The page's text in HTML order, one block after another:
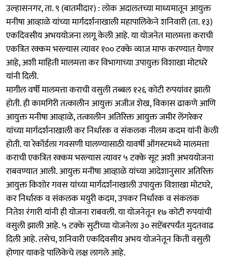
उल्हासनगर, ता. ९ (बातमीदार) : लोक अदालतच्या माध्यमातून आयुक्त
मनीषा आव्हाळे यांच्या मार्गदर्शनाखाली महापालिकेने शनिवारी (ता. १३)
एकदिवसीय अभययोजना लागू केली आहे. या योजनेत मालमत्ता कराची
एकत्रित रक्कम भरल्यास त्यावर १०० टक्के व्याज माफ करण्यात येणार
आहे, अशी माहिती मालमत्ता कर विभागाच्या उपायुक्त विशाखा मोटघरे
यांनी दिली.
मागील वर्षी मालमत्ता कराची वसुली तब्बल १२६ कोटी रुपयांवर झाली
होती. ही कामगिरी तत्कालीन आयुक्त अजीज शेख, विकास ढाकणे आणि
आयुक्त मनीषा आव्हाळे, तत्कालीन अतिरिक्त आयुक्त जमीर लेंगरेकर
यांच्या मार्गदर्शनाखाली कर निर्धारक व संकलक नीलम कदम यांनी केली
होती. या रेकॉर्डला गवसणी घालण्यासाठी यावर्षी ऑगस्टमध्ये मालमत्ता
कराची एकत्रित रक्कम भरल्यास त्यावर ५ टक्के सूट अशी अभययोजना
राबवण्यात आली. आयुक्त मनीषा आव्हाळे यांच्या आदेशानुसार अतिरिक्त
आयुक्त किशोर गवस यांच्या मार्गदर्शनाखाली उपायुक्त विशाखा मोटघरे,
कर निर्धारक व संकलक मयुरी कदम, उपकर निर्धारक व संकलक
नितेश रंगारी यांनी ही योजना राबवली. या योजनेतून १७ कोटी रुपयांची
वसुली झाली आहे. ५ टक्के सुटीच्या योजनेला ३० सप्टेंबरपर्यंत मुदतवाढ
दिली आहे. तसेच, शनिवारी एकदिवसीय अभय योजनेतून किती वसुली
होणार याकडे पालिकेचे लक्ष लागले आहे.